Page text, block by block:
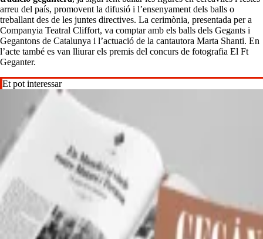
arreu del país, promovent la difusió i l’ensenyament dels balls o
treballant des de les juntes directives. La cerimònia, presentada per a
Companyia Teatral Cliffort, va comptar amb els balls dels Gegants i
Gegantons de Catalunya i l’actuació de la cantautora Marta Shanti. En
l’acte també es van lliurar els premis del concurs de fotografia El Ft
Geganter.
Et pot interessar